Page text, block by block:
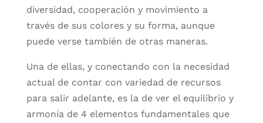
diversidad, cooperación y movimiento a
través de sus colores y su forma, aunque
puede verse también de otras maneras.
Una de ellas, y conectando con la necesidad
actual de contar con variedad de recursos
para salir adelante, es la de ver el equilibrio y
armonía de 4 elementos fundamentales que